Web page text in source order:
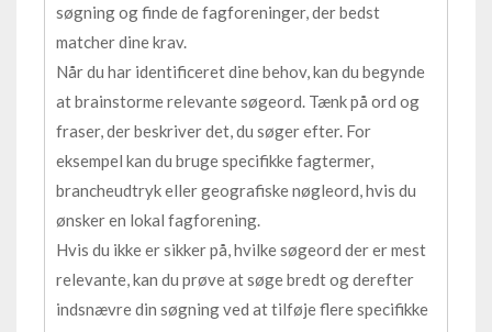
søgning og finde de fagforeninger, der bedst
matcher dine krav.
Når du har identificeret dine behov, kan du begynde
at brainstorme relevante søgeord. Tænk på ord og
fraser, der beskriver det, du søger efter. For
eksempel kan du bruge specifikke fagtermer,
brancheudtryk eller geografiske nøgleord, hvis du
ønsker en lokal fagforening.
Hvis du ikke er sikker på, hvilke søgeord der er mest
relevante, kan du prøve at søge bredt og derefter
indsnævre din søgning ved at tilføje flere specifikke